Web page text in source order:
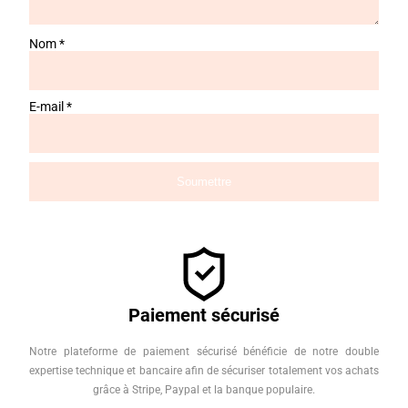
Nom*
E-mail *
Paiement sécurisé
Notre plateforme de paiement sécurisé bénéficie de notre double
expertise technique et bancaire afin de sécuriser totalement vos achats
grâce à Stripe, Paypal et la banque populaire.